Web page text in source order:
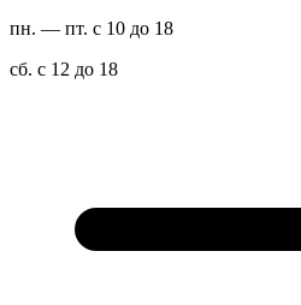
пн. — пт. с 10 до 18
сб. с 12 до 18